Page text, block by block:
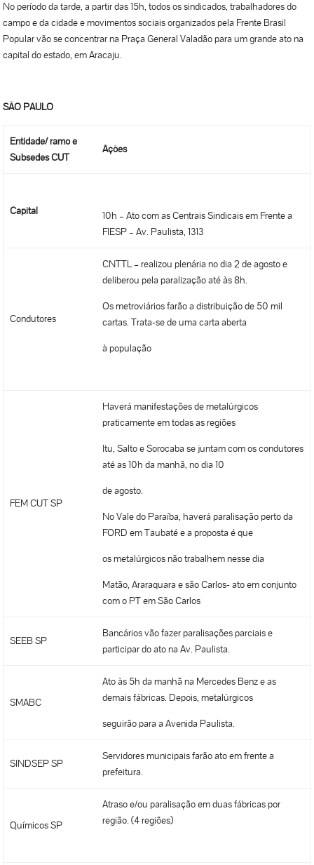
No período da tarde, a partir das 15h, todos os sindicados, trabalhadores do
campo e da cidade e movimentos sociais organizados pela Frente Brasil
Popular vão se concentrar na Praça General Valadão para um grande ato na
capital do estado, em Aracaju.
SÃO PAULO
Entidade/ ramo e
Subsedes CUT
Ações
Capital
10h – Ato com as Centrais Sindicais em Frente a
FIESP – Av. Paulista, 1313
Condutores
CNTTL – realizou plenária no dia 2 de agosto e
deliberou pela paralização até às 8h.
Os metroviários farão a distribuição de 50 mil
cartas. Trata-se de uma carta aberta
à população
FEM CUT SP
Haverá manifestações de metalúrgicos
praticamente em todas as regiões
Itu, Salto e Sorocaba se juntam com os condutores
até as 10h da manhã, no dia 10
de agosto.
No Vale do Paraíba, haverá paralisação perto da
FORD em Taubaté e a proposta é que
os metalúrgicos não trabalhem nesse dia
Matão, Araraquara e são Carlos- ato em conjunto
com o PT em São Carlos
SEEB SP
Bancários vão fazer paralisações parciais e
participar do ato na Av. Paulista.
SMABC
Ato às 5h da manhã na Mercedes Benz e as
demais fábricas. Depois, metalúrgicos
seguirão para a Avenida Paulista.
SINDSEP SP
Servidores municipais farão ato em frente a
prefeitura.
Químicos SP
Atraso e/ou paralisação em duas fábricas por
região. (4 regiões)